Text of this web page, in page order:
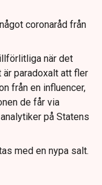
coronaråd från
när det
paradoxalt att fler
från en influencer,
de får via
på Statens
med en nypa salt.